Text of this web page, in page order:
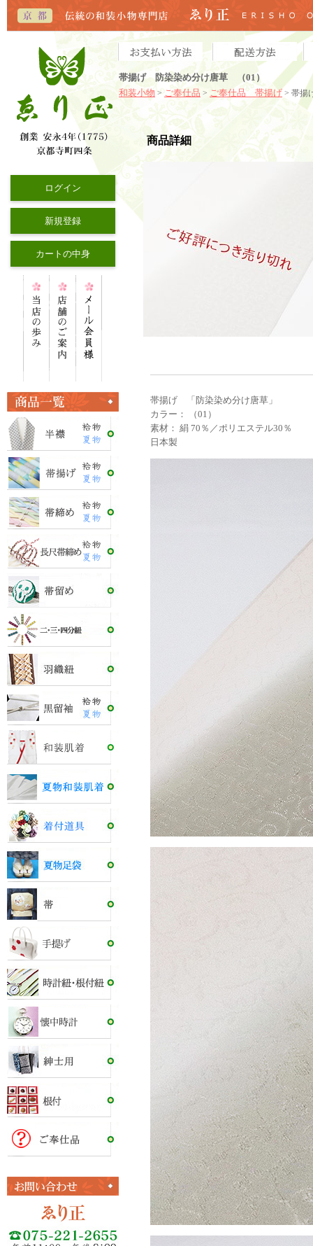
帯揚げ 防染染め分け唐草 （01）
和装小物 > ご奉仕品 > ご奉仕品 帯揚げ > 帯揚
ログイン
新規登録
カートの中身
商品詳細
帯揚げ 「防染染め分け唐草」
カラー： （01）
素材： 絹 70％／ポリエステル30％
日本製